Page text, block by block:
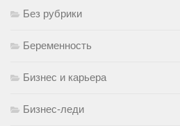
Без рубрики
Беременность
Бизнес и карьера
Бизнес-леди